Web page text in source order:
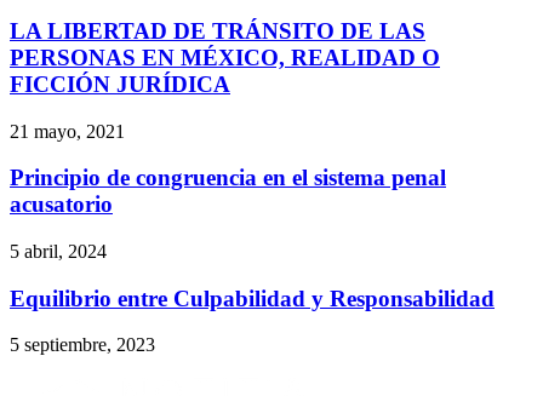
LA LIBERTAD DE TRÁNSITO DE LAS
PERSONAS EN MÉXICO, REALIDAD O
FICCIÓN JURÍDICA
21 mayo, 2021
Principio de congruencia en el sistema penal
acusatorio
5 abril, 2024
Equilibrio entre Culpabilidad y Responsabilidad
5 septiembre, 2023